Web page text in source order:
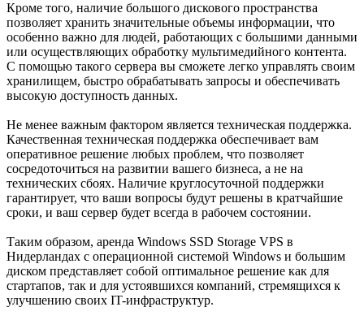
Кроме того, наличие большого дискового пространства
позволяет хранить значительные объемы информации, что
особенно важно для людей, работающих с большими данными
или осуществляющих обработку мультимедийного контента.
С помощью такого сервера вы сможете легко управлять своим
хранилищем, быстро обрабатывать запросы и обеспечивать
высокую доступность данных.
Не менее важным фактором является техническая поддержка.
Качественная техническая поддержка обеспечивает вам
оперативное решение любых проблем, что позволяет
сосредоточиться на развитии вашего бизнеса, а не на
технических сбоях. Наличие круглосуточной поддержки
гарантирует, что ваши вопросы будут решены в кратчайшие
сроки, и ваш сервер будет всегда в рабочем состоянии.
Таким образом, аренда Windows SSD Storage VPS в
Нидерландах с операционной системой Windows и большим
диском представляет собой оптимальное решение как для
стартапов, так и для устоявшихся компаний, стремящихся к
улучшению своих IT-инфраструктур.